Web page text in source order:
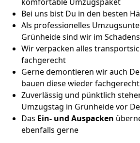
Bei uns bist Du in den besten
Als professionelles
Grünheide sind wir im
Wir verpacken alles
fachgerecht
Gerne demontieren wir auch
bauen diese wieder
Zuverlässig und pünktlich
Umzugstag in Grünheide vor
Das Ein- und Auspacken
ebenfalls gerne